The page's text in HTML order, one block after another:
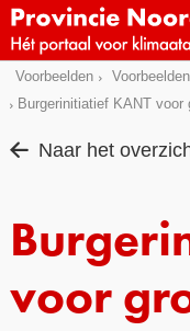
Sla
links
het
menu
naar
Voorbeelden
Voorbeelden
Burgerinitiatief KANT voor
Naar het
voor